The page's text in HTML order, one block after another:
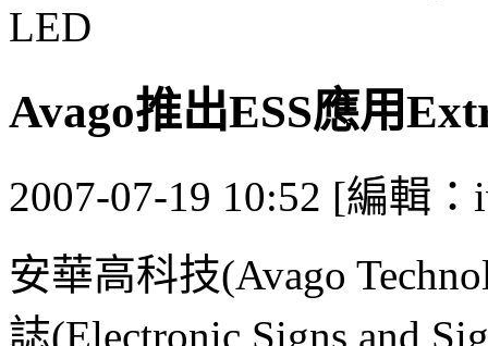
LED
Avago推出ESS應用
2007-07-19 10:52 [編輯：
安華高科技(Avago
誌(Electronic Signs and